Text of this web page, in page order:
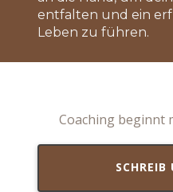
entfalten und ein
Leben zu führen.
​Coaching beginnt
SCHREIB